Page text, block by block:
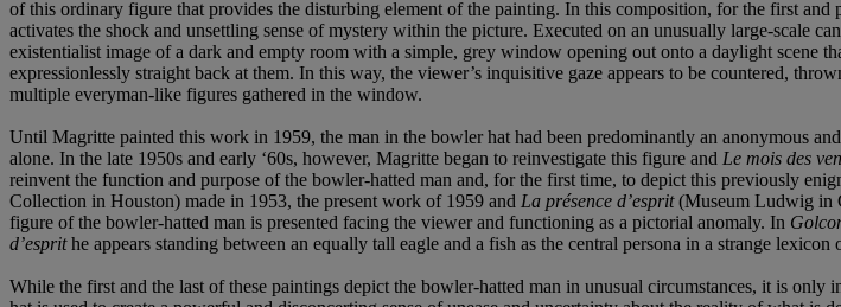
of this ordinary figure that provides the disturbing element of the painting. In this composition, for the first
activates the shock and unsettling sense of mystery within the picture. Executed on an unusually large-scale
existentialist image of a dark and empty room with a simple, grey window opening out onto a daylight scene
expressionlessly straight back at them. In this way, the viewer’s inquisitive gaze appears to be countered,
multiple everyman-like figures gathered in the window.
Until Magritte painted this work in 1959, the man in the bowler hat had been predominantly an anonymous
alone. In the late 1950s and early ‘60s, however, Magritte began to reinvestigate this figure and Le mois des
reinvent the function and purpose of the bowler-hatted man and, for the first time, to depict this previously
Collection in Houston) made in 1953, the present work of 1959 and La présence d’esprit(Museum Ludwig in
figure of the bowler-hatted man is presented facing the viewer and functioning as a pictorial anomaly. In
d’esprithe appears standing between an equally tall eagle and a fish as the central persona in a strange
While the first and the last of these paintings depict the bowler-hatted man in unusual circumstances, it is only